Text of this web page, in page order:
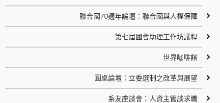
聯合國70週年論壇：聯合國與人權保障
第七屆國會助理工作坊議程
世界咖啡館
圓桌論壇：立委選制之改革與展望
系友座談會：人資主管談求職